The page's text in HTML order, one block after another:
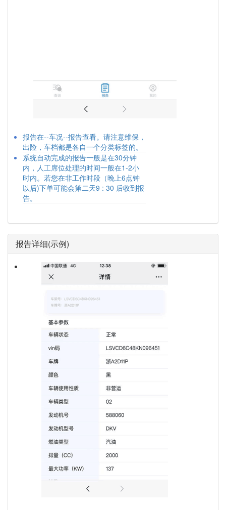
报告在--车况--报告查看。请注意维保，
出险，车档都是各自一个分类标签的。
系统自动完成的报告一般是在30分钟
内，人工席位处理的时间一般在1-2小
时内。若您在非工作时段（晚上6点钟
以后)下单可能会第二天9 : 30 后收到报
告。
报告详细(示例)